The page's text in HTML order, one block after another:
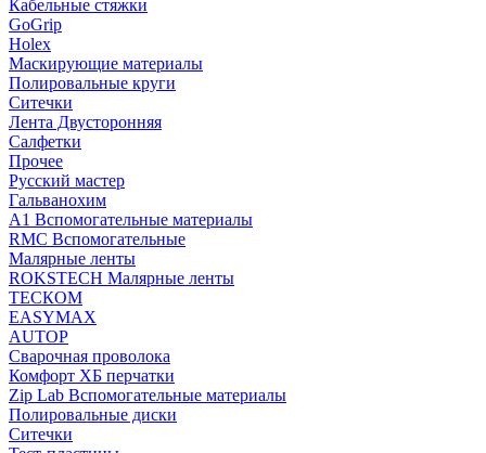
Кабельные стяжки
GoGrip
Holex
Маскирующие материалы
Полировальные круги
Ситечки
Лента Двусторонняя
Салфетки
Прочее
Русский мастер
Гальванохим
А1 Вспомогательные материалы
RMC Вспомогательные
Малярные ленты
ROKSTECH Малярные ленты
ТЕСКОМ
EASYMAX
AUTOP
Сварочная проволока
Комфорт ХБ перчатки
Zip Lab Вспомогательные материалы
Полировальные диски
Ситечки